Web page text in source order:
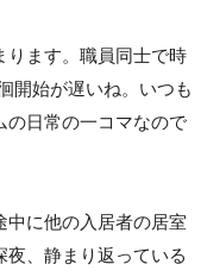
ります。職員同士で時
開始が遅いね。いつも
の日常の一コマなので
中に他の入居者の居室
、静まり返っている